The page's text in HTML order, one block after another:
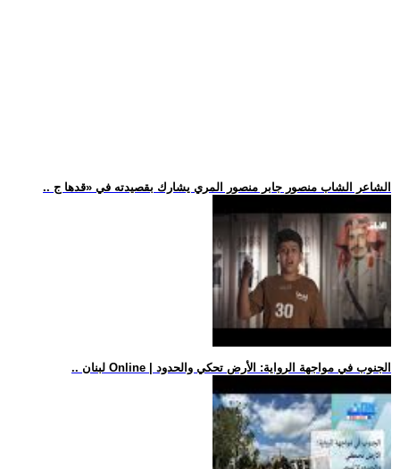
.. الشاعر الشاب منصور جابر منصور المري يشارك بقصيدته في «قدها ج
.. لبنان Online | الجنوب في مواجهة الرواية: الأرض تحكي والحدود